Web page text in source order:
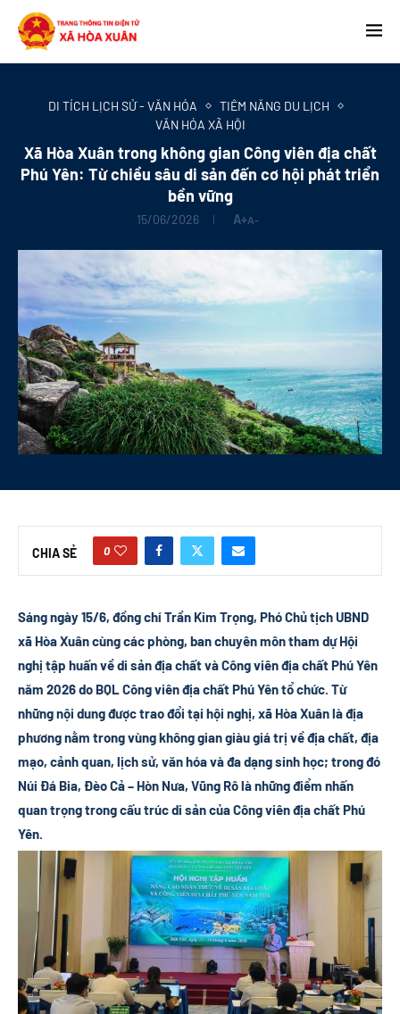
DI TÍCH LỊCH SỬ - VĂN HÓA
TIỀM NĂNG DU LỊCH
VĂN HÓA XÃ HỘI
Xã Hòa Xuân trong không gian Công viên địa chất
Phú Yên: Từ chiều sâu di sản đến cơ hội phát triển
bền vững
15/06/2026 A+A-
CHIA SẺ 0
Sáng ngày 15/6, đồng chí Trần Kim Trọng, Phó Chủ tịch UBND
xã Hòa Xuân cùng các phòng, ban chuyên môn tham dự Hội
nghị tập huấn về di sản địa chất và Công viên địa chất Phú Yên
năm 2026 do BQL Công viên địa chất Phú Yên tổ chức. Từ
những nội dung được trao đổi tại hội nghị, xã Hòa Xuân là địa
phương nằm trong vùng không gian giàu giá trị về địa chất, địa
mạo, cảnh quan, lịch sử, văn hóa và đa dạng sinh học; trong đó
Núi Đá Bia, Đèo Cả – Hòn Nưa, Vũng Rô là những điểm nhấn
quan trọng trong cấu trúc di sản của Công viên địa chất Phú
Yên.